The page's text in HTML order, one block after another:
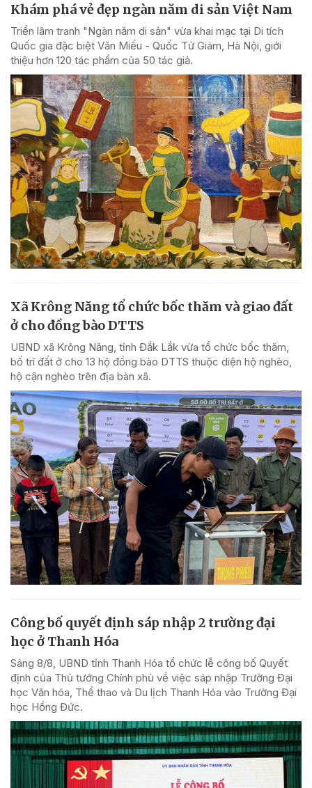
Khám phá vẻ đẹp ngàn năm di sản Việt Nam
Triển lãm tranh "Ngàn năm di sản" vừa khai mạc tại Di tích
Quốc gia đặc biệt Văn Miếu - Quốc Tử Giám, Hà Nội, giới
thiệu hơn 120 tác phẩm của 50 tác giả.
Xã Krông Năng tổ chức bốc thăm và giao đất
ở cho đồng bào DTTS
UBND xã Krông Năng, tỉnh Đắk Lắk vừa tổ chức bốc thăm,
bố trí đất ở cho 13 hộ đồng bào DTTS thuộc diện hộ nghèo,
hộ cận nghèo trên địa bàn xã.
Công bố quyết định sáp nhập 2 trường đại
học ở Thanh Hóa
Sáng 8/8, UBND tỉnh Thanh Hóa tổ chức lễ công bố Quyết
định của Thủ tướng Chính phủ về việc sáp nhập Trường Đại
học Văn hóa, Thể thao và Du lịch Thanh Hóa vào Trường Đại
học Hồng Đức.